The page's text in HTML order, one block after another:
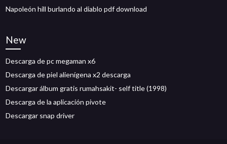
Napoleón hill burlando al diablo pdf download
New
Descarga de pc megaman x6
Descarga de piel alienígena x2 descarga
Descargar álbum gratis rumahsakit- self title (1998)
Descarga de la aplicación pivote
Descargar snap driver